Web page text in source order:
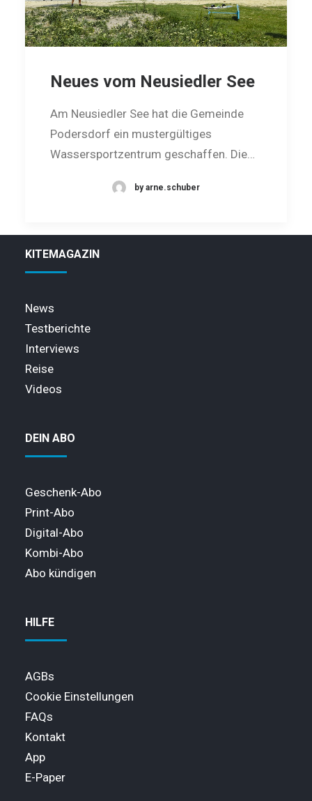
Neues vom Neusiedler See
Am Neusiedler See hat die Gemeinde
Podersdorf ein mustergültiges
Wassersportzentrum geschaffen. Die…
by arne.schuber
KITEMAGAZIN
News
Testberichte
Interviews
Reise
Videos
DEIN ABO
Geschenk-Abo
Print-Abo
Digital-Abo
Kombi-Abo
Abo kündigen
HILFE
AGBs
Cookie Einstellungen
FAQs
Kontakt
App
E-Paper